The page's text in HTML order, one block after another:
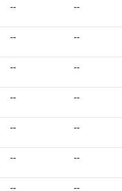
-- --
-- --
-- --
-- --
-- --
-- --
-- --